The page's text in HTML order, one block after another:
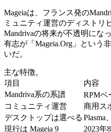
Mageiaは、フランス発の
ミュニティ運営のディストリ
Mandrivaの将来が不透明にな
有志が「Mageia.Org」という
いだ。
主な特徴。
項目
内容
Mandriva系の系譜
RPMベ
コミュニティ運営
商用ス
デスクトップは選べる Plasma
現行は Mageia 9
2023年